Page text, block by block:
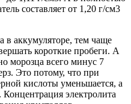
составляет от 1,20 г/см3
в аккумуляторе, тем чаще
короткие пробеги. А
морозца всего минус 7
Это потому, что при
кислоты уменьшается, а
электролита